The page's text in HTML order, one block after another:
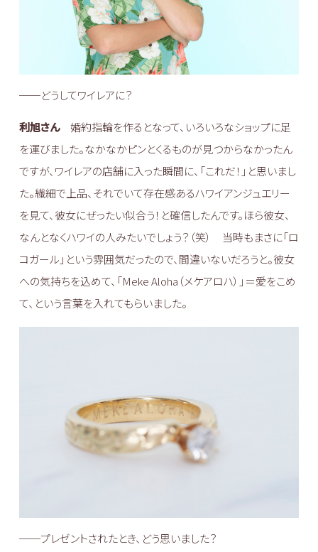
──どうしてワイレアに？
利旭さん婚約指輪を作るとなって、いろいろなショップに足
を運びました。なかなかピンとくるものが見つからなかったん
ですが、ワイレアの店舗に入った瞬間に、「これだ！」と思いまし
た。繊細で上品、それでいて存在感あるハワイアンジュエリー
を見て、彼女にぜったい似合う！と確信したんです。ほら彼女、
なんとなくハワイの人みたいでしょう？（笑） 当時もまさに「ロ
コガール」という雰囲気だったので、間違いないだろうと。彼女
への気持ちを込めて、「Meke Aloha（メケアロハ）」＝愛をこめ
て、という言葉を入れてもらいました。
──プレゼントされたとき、どう思いました？